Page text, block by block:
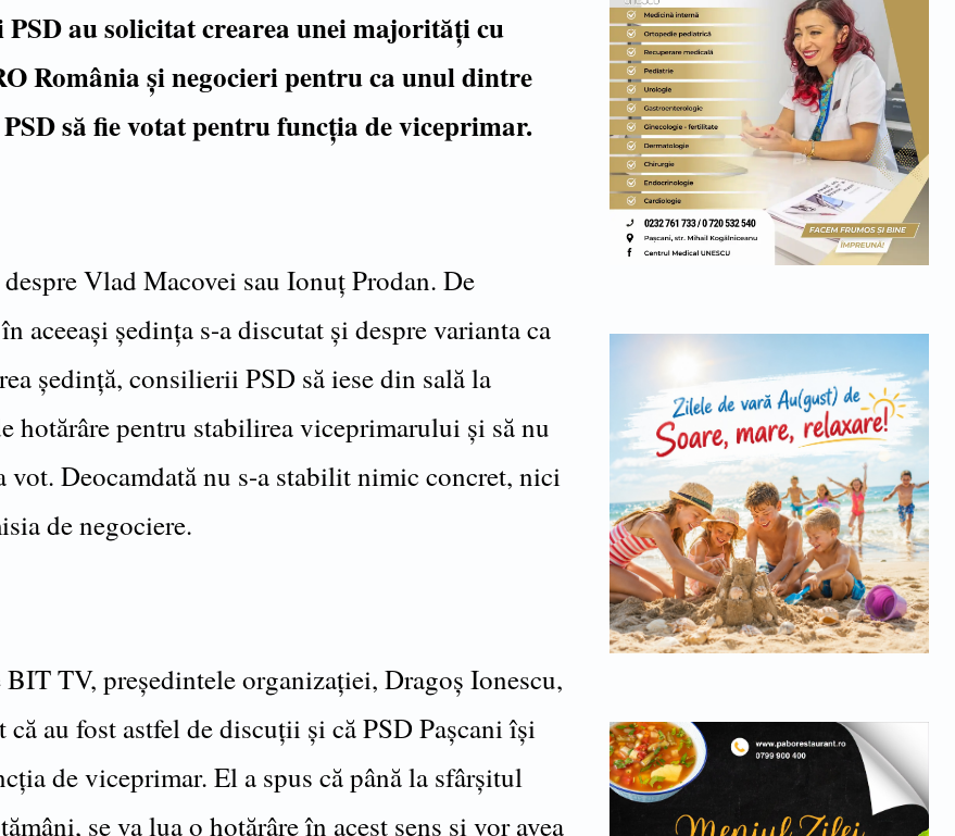
au solicitat crearea unei majorități cu
România și negocieri pentru ca unul dintre
să fie votat pentru funcția de viceprimar.
Vlad Macovei sau Ionuț Prodan. De
aceeași ședința s-a discutat și despre varianta ca
ședință, consilierii PSD să iese din sală la
hotărâre pentru stabilirea viceprimarului și să nu
vot. Deocamdată nu s-a stabilit nimic concret, nici
de negociere.
TV, președintele organizației, Dragoș Ionescu,
că au fost astfel de discuții și că PSD Pașcani își
de viceprimar. El a spus că până la sfârșitul
se va lua o hotărâre în acest sens și vor avea